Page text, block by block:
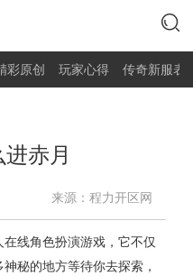
彩原创 玩家心得 传奇新服表
赤月
来源：程力开区网
在线角色扮演游戏，它不仅
秘的地方等待你去探索，